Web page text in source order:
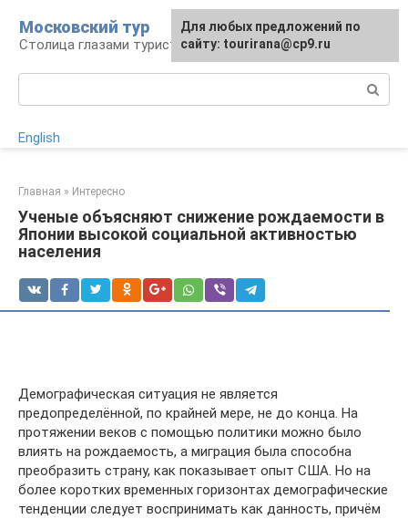
контенту
Московский тур
Столица глазами туриста
English
Главная » Интересно
Ученые объясняют снижение рождаемости в
Японии высокой социальной активностью
населения
Демографическая ситуация не является
предопределённой, по крайней мере, не до конца. На
протяжении веков с помощью политики можно было
влиять на рождаемость, а миграция была способна
преобразить страну, как показывает опыт США. Но на
более коротких временных горизонтах демографические
тенденции следует воспринимать как данность, причём
Для любых предложений по
сайту: tourirana@cp9.ru